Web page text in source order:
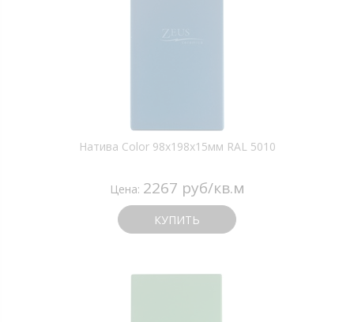
Натива Color 98х198х15мм RAL 5010
Цена: 2267 руб/кв.м
КУПИТЬ